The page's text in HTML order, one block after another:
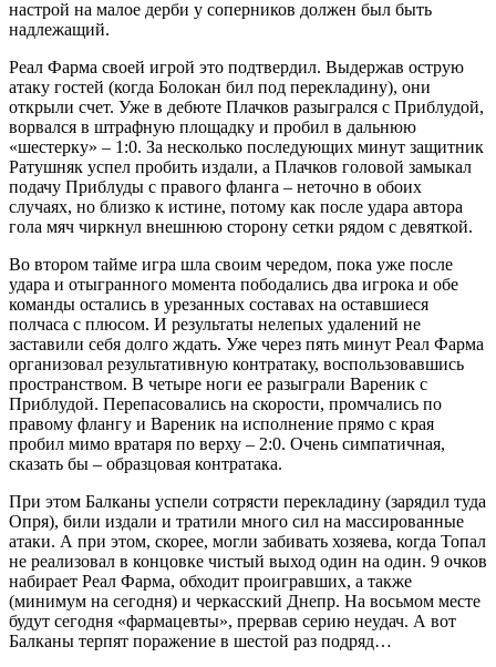
настрой на малое дерби у соперников должен был быть
надлежащий.
Реал Фарма своей игрой это подтвердил. Выдержав острую
атаку гостей (когда Болокан бил под перекладину), они
открыли счет. Уже в дебюте Плачков разыгрался с Приблудой,
ворвался в штрафную площадку и пробил в дальнюю
«шестерку» – 1:0. За несколько последующих минут защитник
Ратушняк успел пробить издали, а Плачков головой замыкал
подачу Приблуды с правого фланга – неточно в обоих
случаях, но близко к истине, потому как после удара автора
гола мяч чиркнул внешнюю сторону сетки рядом с девяткой.
Во втором тайме игра шла своим чередом, пока уже после
удара и отыгранного момента пободались два игрока и обе
команды остались в урезанных составах на оставшиеся
полчаса с плюсом. И результаты нелепых удалений не
заставили себя долго ждать. Уже через пять минут Реал Фарма
организовал результативную контратаку, воспользовавшись
пространством. В четыре ноги ее разыграли Вареник с
Приблудой. Перепасовались на скорости, промчались по
правому флангу и Вареник на исполнение прямо с края
пробил мимо вратаря по верху – 2:0. Очень симпатичная,
сказать бы – образцовая контратака.
При этом Балканы успели сотрясти перекладину (зарядил туда
Опря), били издали и тратили много сил на массированные
атаки. А при этом, скорее, могли забивать хозяева, когда Топал
не реализовал в концовке чистый выход один на один. 9 очков
набирает Реал Фарма, обходит проигравших, а также
(минимум на сегодня) и черкасский Днепр. На восьмом месте
будут сегодня «фармацевты», прервав серию неудач. А вот
Балканы терпят поражение в шестой раз подряд…